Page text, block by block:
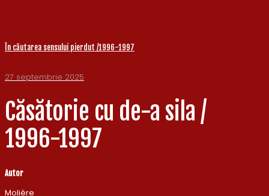
În căutarea sensului pierdut /1996-1997
27 septembrie 2025
Căsătorie cu de-a sila /
1996-1997
Autor
Molière